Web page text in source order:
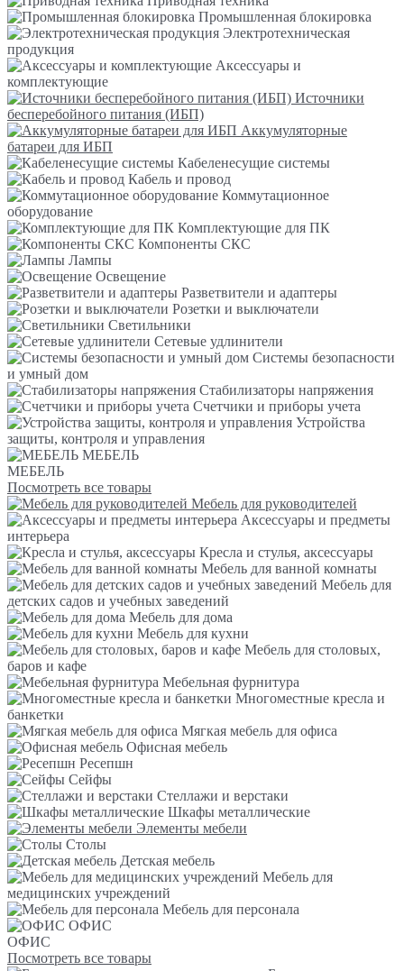
Промышленная блокировка
Электротехническая
продукция
Аксессуары и
комплектующие
Источники
бесперебойного питания (ИБП)
Аккумуляторные
батареи для ИБП
Кабеленесущие системы
Кабель и провод
Коммутационное
оборудование
Комплектующие для ПК
Компоненты СКС
Лампы
Освещение
Разветвители и адаптеры
Розетки и выключатели
Светильники
Сетевые удлинители
Системы безопасности
и умный дом
Стабилизаторы напряжения
Счетчики и приборы учета
Устройства
защиты, контроля и управления
МЕБЕЛЬ
МЕБЕЛЬ
Посмотреть все товары
Мебель для руководителей
Аксессуары и предметы
интерьера
Кресла и стулья, аксессуары
Мебель для ванной комнаты
Мебель для
детских садов и учебных заведений
Мебель для дома
Мебель для кухни
Мебель для столовых,
баров и кафе
Мебельная фурнитура
Многоместные кресла и
банкетки
Мягкая мебель для офиса
Офисная мебель
Ресепшн
Сейфы
Стеллажи и верстаки
Шкафы металлические
Элементы мебели
Столы
Детская мебель
Мебель для
медицинских учреждений
Мебель для персонала
ОФИС
ОФИС
Посмотреть все товары